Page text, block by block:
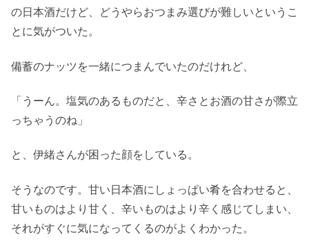
の日本酒だけど、どうやらおつまみ選びが難しいというこ
とに気がついた。
備蓄のナッツを一緒につまんでいたのだけれど、
「うーん。塩気のあるものだと、辛さとお酒の甘さが際立
っちゃうのね」
と、伊緒さんが困った顔をしている。
そうなのです。甘い日本酒にしょっぱい肴を合わせると、
甘いものはより甘く、辛いものはより辛く感じてしまい、
それがすぐに気になってくるのがよくわかった。